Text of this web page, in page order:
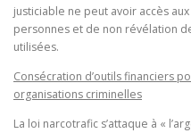
justiciable ne peut avoir accès
personnes et de non révélation
utilisées.
Consécration d’outils financiers
organisations criminelles
La loi narcotrafic s’attaque à «